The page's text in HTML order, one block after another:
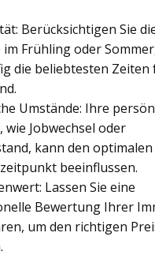
Berücksichtigen Sie
Frühling oder
die beliebtesten Zeiten
Umstände: Ihre
wie Jobwechsel oder
kann den optimalen
beeinflussen.
Lassen Sie eine
Bewertung Ihrer
um den richtigen